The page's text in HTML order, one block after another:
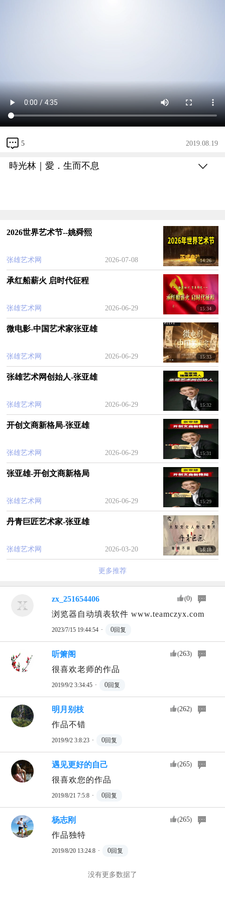
5 2019.08.19
時光林｜愛．生而不息
2026世界艺术节--姚舜熙
张雄艺术网 2026-07-08 14:26
承红船薪火 启时代征程
张雄艺术网 2026-06-29 15:34
微电影-中国艺术家张亚雄
张雄艺术网 2026-06-29 15:33
张雄艺术网创始人-张亚雄
张雄艺术网 2026-06-29 15:32
开创文商新格局-张亚雄
张雄艺术网 2026-06-29 15:31
张亚雄-开创文商新格局
张雄艺术网 2026-06-29 15:29
丹青巨匠艺术家-张亚雄
张雄艺术网 2026-03-20 16:18
更多推荐
zx_251654406 (0)
浏览器自动填表软件 www.teamczyx.com
2023/7/15 19:44:54 · 0回复
听箫阁 (263)
很喜欢老师的作品
2019/9/2 3:34:45 · 0回复
明月别枝 (262)
作品不错
2019/9/2 3:8:23 · 0回复
遇见更好的自己 (265)
很喜欢您的作品
2019/8/21 7:5:8 · 0回复
杨志刚 (265)
作品独特
2019/8/20 13:24:8 · 0回复
没有更多数据了